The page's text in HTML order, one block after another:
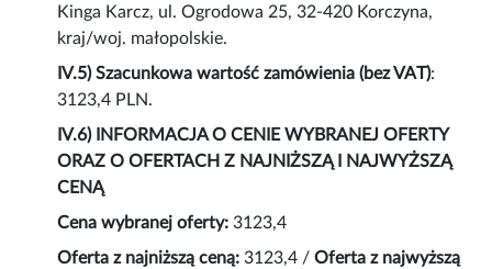
Kinga Karcz, ul. Ogrodowa 25, 32-420 Korczyna,
kraj/woj. małopolskie.
IV.5) Szacunkowa wartość zamówienia (bez VAT):
3123,4 PLN.
IV.6) INFORMACJA O CENIE WYBRANEJ OFERTY
ORAZ O OFERTACH Z NAJNIŻSZĄ I NAJWYŻSZĄ
CENĄ
Cena wybranej oferty: 3123,4
Oferta z najniższą ceną:3123,4 /Oferta z najwyższą